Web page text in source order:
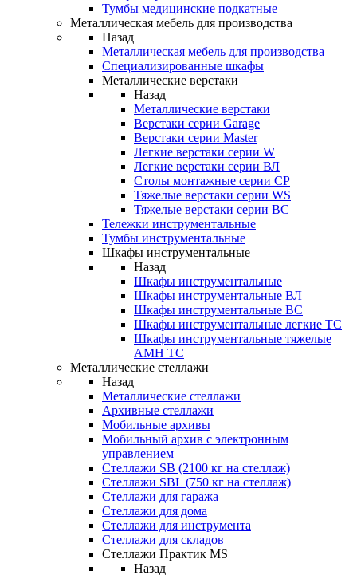
Тумбы медицинские подкатные
Металлическая мебель для производства
Назад
Металлическая мебель для производства
Cпециализированные шкафы
Металлические верстаки
Назад
Металлические верстаки
Верстаки серии Garage
Верстаки серии Master
Легкие верстаки серии W
Легкие верстаки серии ВЛ
Столы монтажные серии СР
Тяжелые верстаки серии WS
Тяжелые верстаки серии ВС
Тележки инструментальные
Тумбы инструментальные
Шкафы инструментальные
Назад
Шкафы инструментальные
Шкафы инструментальные ВЛ
Шкафы инструментальные ВС
Шкафы инструментальные легкие ТС
Шкафы инструментальные тяжелые
AMH TC
Металлические стеллажи
Назад
Металлические стеллажи
Архивные стеллажи
Мобильные архивы
Мобильный архив с электронным
управлением
Стеллажи SB (2100 кг на стеллаж)
Стеллажи SBL (750 кг на стеллаж)
Стеллажи для гаража
Стеллажи для дома
Стеллажи для инструмента
Стеллажи для складов
Стеллажи Практик MS
Назад